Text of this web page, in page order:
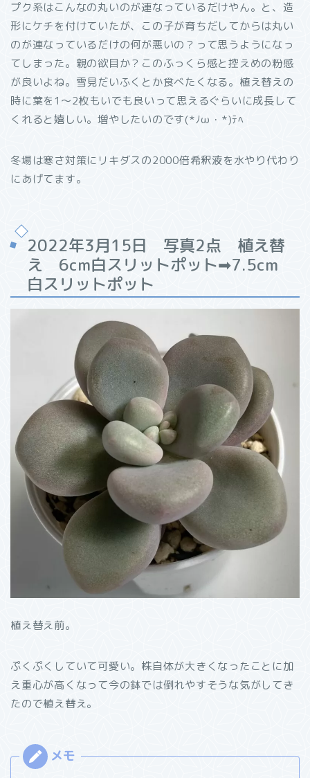
プク系はこんなの丸いのが連なっているだけやん。と、造
形にケチを付けていたが、この子が育ちだしてからは丸い
のが連なっているだけの何が悪いの？って思うようになっ
てしまった。親の欲目か？このふっくら感と控えめの粉感
が良いよね。雪見だいふくとか食べたくなる。植え替えの
時に葉を1～2枚もいでも良いって思えるぐらいに成長して
くれると嬉しい。増やしたいのです(*ﾉω・*)ﾃﾍ
冬場は寒さ対策にリキダスの2000倍希釈液を水やり代わり
にあげてます。
2022年3月15日 写真2点 植え替
え 6cm白スリットポット➡7.5cm
白スリットポット
植え替え前。
ぷくぷくしていて可愛い。株自体が大きくなったことに加
え重心が高くなって今の鉢では倒れやすそうな気がしてき
たので植え替え。